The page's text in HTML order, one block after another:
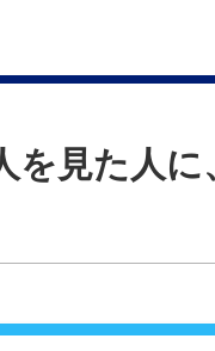
定労働時間：80
陽小野田市西高
田店
野店
を見た人